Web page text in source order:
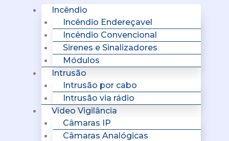
Incêndio
Incêndio Endereçavel
Incêndio Convencional
Sirenes e Sinalizadores
Módulos
Intrusão
Intrusão por cabo
Intrusão via rádio
Vídeo Vigilância
Câmaras IP
Câmaras Analógicas